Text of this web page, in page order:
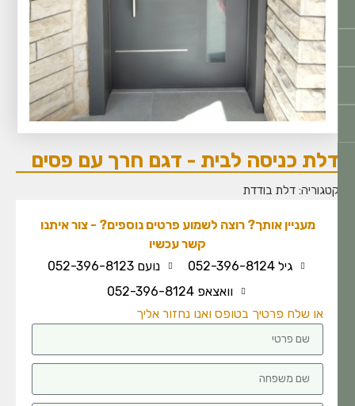
כניסה לבית - דגם חרך עם פסים
דלת בודדת
מעניין אותך? רוצה לשמוע פרטים נוספים? - צור איתנו
קשר עכשיו
גיל 052-396-8124
נועם 052-396-8123
וואצאפ 052-396-8124
או שלח פרטיך בטופס ואנו נחזור אליך